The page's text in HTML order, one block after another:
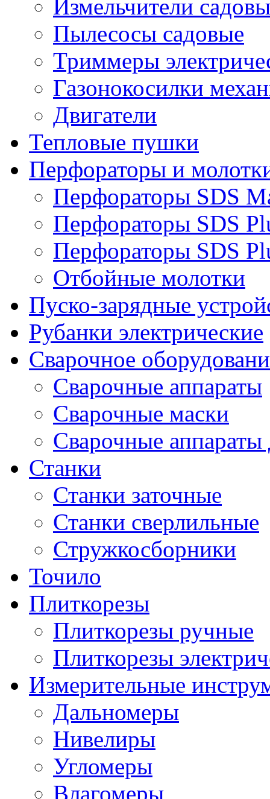
Измельчители
Пылесосы садовые
Триммеры
Газонокосилки
Двигатели
Тепловые пушки
Перфораторы и
Перфораторы SDS
Перфораторы SDS
Перфораторы SDS
Отбойные молотки
Пуско-зарядные
Рубанки электрические
Сварочное
Сварочные аппараты
Сварочные маски
Сварочные
Станки
Станки заточные
Станки сверлильные
Стружкосборники
Точило
Плиткорезы
Плиткорезы ручные
Плиткорезы
Измерительные
Дальномеры
Нивелиры
Угломеры
Влагомеры